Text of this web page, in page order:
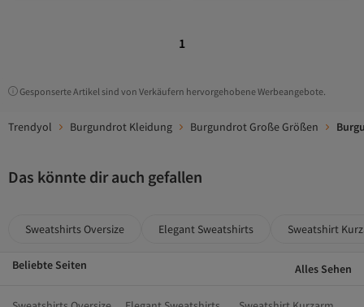
1
Gesponserte Artikel sind von Verkäufern hervorgehobene Werbeangebote.
Trendyol Burgundrot Kleidung Burgundrot Große Größen
Das könnte dir auch gefallen
Sweatshirts Oversize Elegant Sweatshirts Sweatshirt
Beliebte Seiten Alles Sehen